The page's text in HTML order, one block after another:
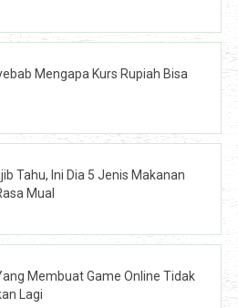
Mengapa Kurs Rupiah Bisa
Tahu, Ini Dia 5 Jenis Makanan
Mual
Membuat Game Online Tidak
Lagi